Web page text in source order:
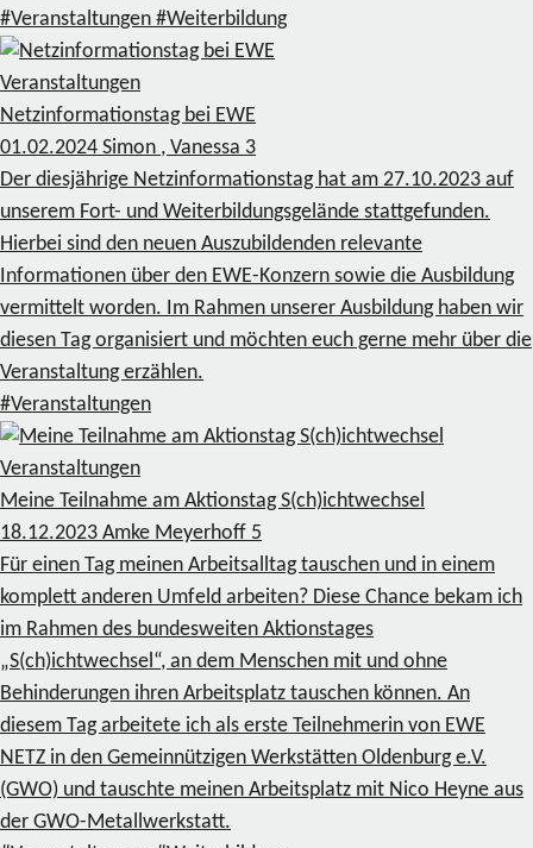
#Veranstaltungen #Weiterbildung
Veranstaltungen
Netzinformationstag bei EWE
01.02.2024 Simon , Vanessa 3
Der diesjährige Netzinformationstag hat am 27.10.2023 auf
unserem Fort- und Weiterbildungsgelände stattgefunden.
Hierbei sind den neuen Auszubildenden relevante
Informationen über den EWE-Konzern sowie die Ausbildung
vermittelt worden. Im Rahmen unserer Ausbildung haben wir
diesen Tag organisiert und möchten euch gerne mehr über die
Veranstaltung erzählen.
#Veranstaltungen
Veranstaltungen
Meine Teilnahme am Aktionstag S(ch)ichtwechsel
18.12.2023 Amke Meyerhoff 5
Für einen Tag meinen Arbeitsalltag tauschen und in einem
komplett anderen Umfeld arbeiten? Diese Chance bekam ich
im Rahmen des bundesweiten Aktionstages
„S(ch)ichtwechsel“, an dem Menschen mit und ohne
Behinderungen ihren Arbeitsplatz tauschen können. An
diesem Tag arbeitete ich als erste Teilnehmerin von EWE
NETZ in den Gemeinnützigen Werkstätten Oldenburg e.V.
(GWO) und tauschte meinen Arbeitsplatz mit Nico Heyne aus
der GWO-Metallwerkstatt.